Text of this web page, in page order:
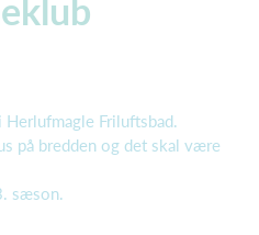
Friluftsbad.
på bredden og det skal være
sæson.